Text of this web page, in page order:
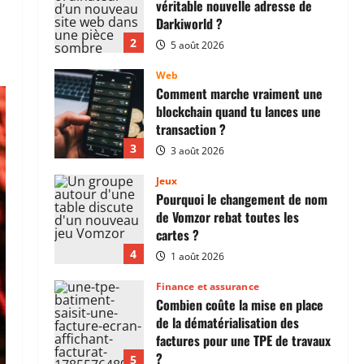
3
blockchain quand tu lances une
transaction ?
3 août 2026
4
Jeux
Pourquoi le changement de nom
de Vomzor rebat toutes les
cartes ?
1 août 2026
5
Finance et assurance
Combien coûte la mise en place
de la dématérialisation des
factures pour une TPE de travaux
?
1
Web
À quoi sert vraiment la
blockchain ? Réponse sans
jargon ni poudre aux yeux